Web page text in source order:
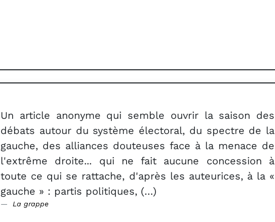
Un article anonyme qui semble ouvrir la saison des
débats autour du système électoral, du spectre de la
gauche, des alliances douteuses face à la menace de
l'extrême droite... qui ne fait aucune concession à
toute ce qui se rattache, d'après les auteurices, à la «
gauche » : partis politiques, (…)
La grappe